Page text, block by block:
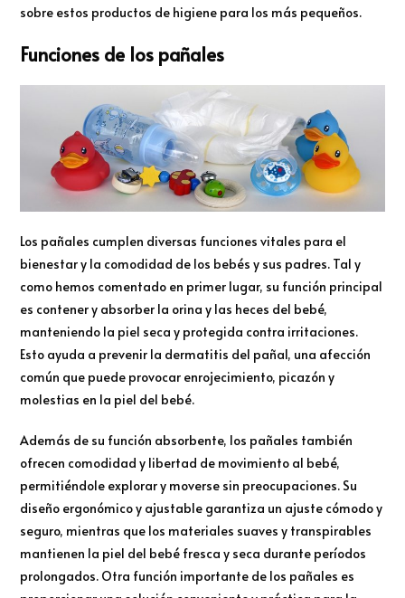
sobre estos productos de higiene para los más pequeños.
Funciones de los pañales
Los pañales cumplen diversas funciones vitales para el
bienestar y la comodidad de los bebés y sus padres. Tal y
como hemos comentado en primer lugar, su función principal
es contener y absorber la orina y las heces del bebé,
manteniendo la piel seca y protegida contra irritaciones.
Esto ayuda a prevenir la dermatitis del pañal, una afección
común que puede provocar enrojecimiento, picazón y
molestias en la piel del bebé.
Además de su función absorbente, los pañales también
ofrecen comodidad y libertad de movimiento al bebé,
permitiéndole explorar y moverse sin preocupaciones. Su
diseño ergonómico y ajustable garantiza un ajuste cómodo y
seguro, mientras que los materiales suaves y transpirables
mantienen la piel del bebé fresca y seca durante períodos
prolongados. Otra función importante de los pañales es